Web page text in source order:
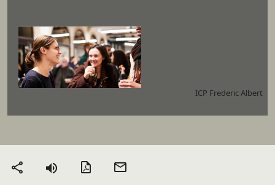
ICP Frederic Albert
Partager Version PDF